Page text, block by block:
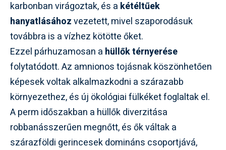
karbonban virágoztak, és a kétéltűek
hanyatlásáhozvezetett, mivel szaporodásuk
továbbra is a vízhez kötötte őket.
Ezzel párhuzamosan a hüllők térnyerése
folytatódott. Az amnionos tojásnak köszönhetően
képesek voltak alkalmazkodni a szárazabb
környezethez, és új ökológiai fülkéket foglaltak el.
A perm időszakban a hüllők diverzitása
robbanásszerűen megnőtt, és ők váltak a
szárazföldi gerincesek domináns csoportjává,